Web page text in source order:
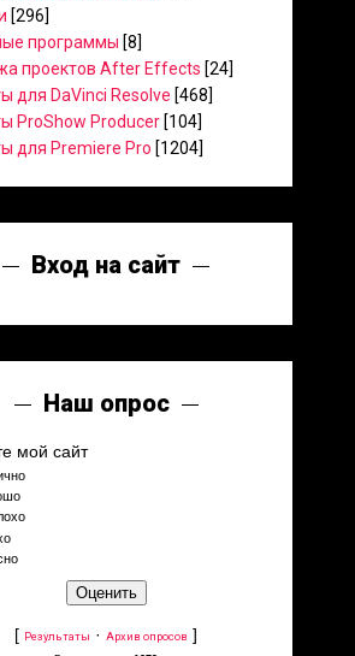
[296]
программы [8]
проектов After Effects [24]
для DaVinci Resolve [468]
ProShow Producer [104]
для Premiere Pro [1204]
Вход на сайт
Наш опрос
мой сайт
[ Результаты · Архив опросов ]